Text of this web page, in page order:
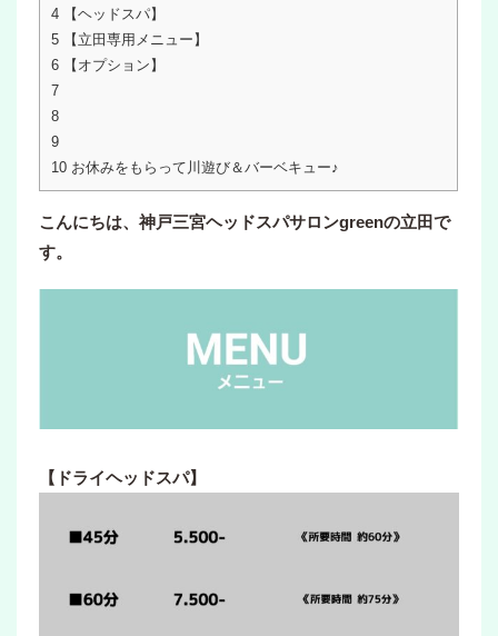
4 【ヘッドスパ】
5 【立田専用メニュー】
6 【オプション】
7
8
9
10 お休みをもらって川遊び＆バーベキュー♪
こんにちは、神戸三宮ヘッドスパサロンgreenの立田で
す。
【ドライヘッドスパ】